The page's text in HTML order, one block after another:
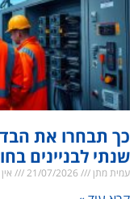
כך תבחרו את
שנתי לבניינים
עמית מתן